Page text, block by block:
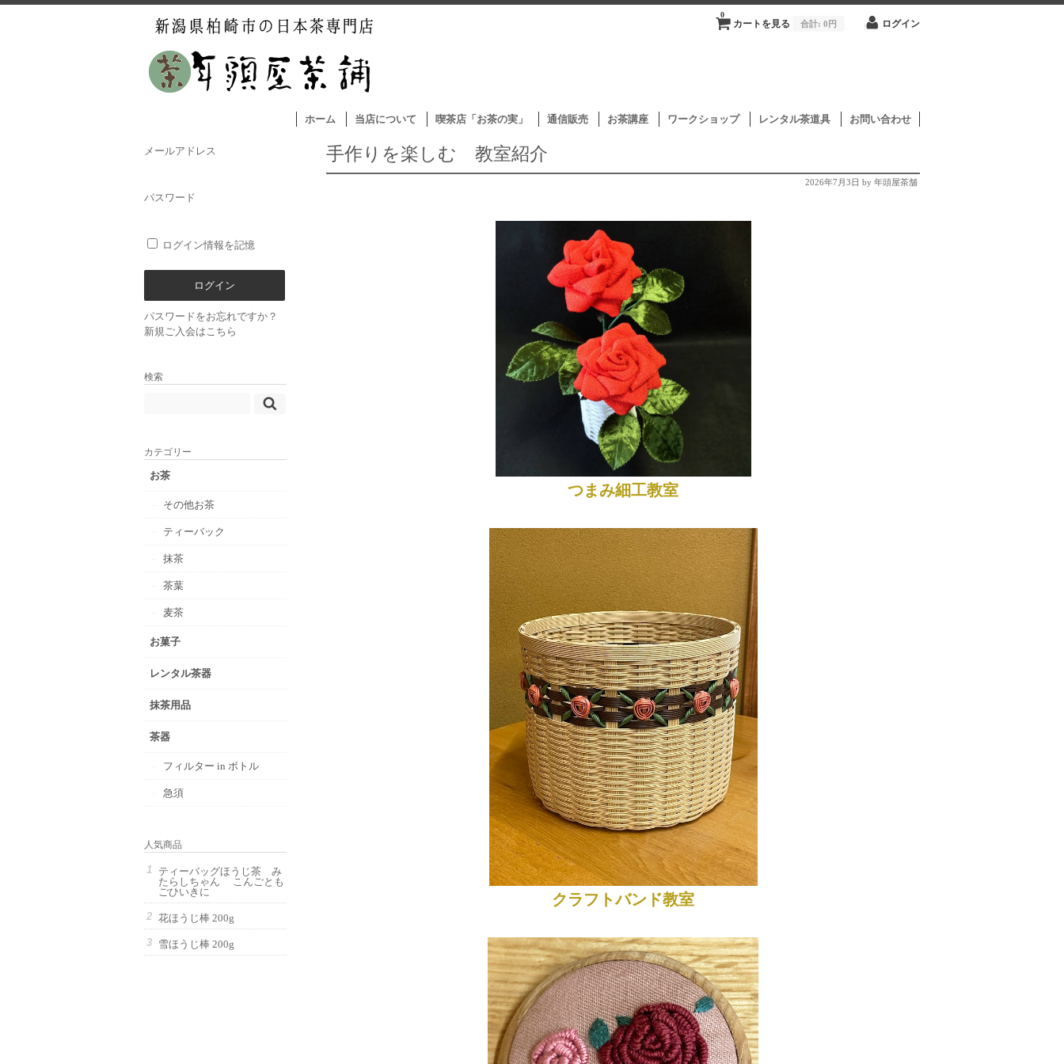
カートを見る
0
合計: 0円 ログイン
ホーム 当店について 喫茶店「お茶の実」 通信販売 お茶講座 ワークショップ レンタル茶道具 お問い合わせ
手作りを楽しむ 教室紹介
2026年7月3日 by 年頭屋茶舗
つまみ細工教室
クラフトバンド教室
メールアドレス
パスワード
ログイン情報を記憶
パスワードをお忘れですか？
新規ご入会はこちら
検索
カテゴリー
お茶
その他お茶
ティーバック
抹茶
茶葉
麦茶
お菓子
レンタル茶器
抹茶用品
茶器
フィルター in ボトル
急須
人気商品
ティーバッグほうじ茶 み
たらしちゃん こんごとも
ごひいきに
花ほうじ棒 200g
雪ほうじ棒 200g